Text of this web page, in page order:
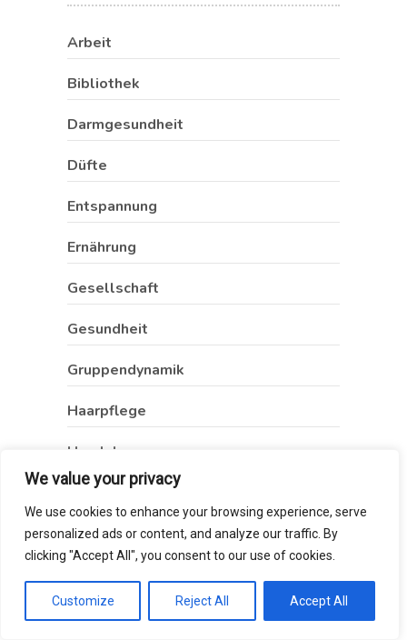
We value your privacy
We use cookies to enhance your browsing experience, serve
personalized ads or content, and analyze our traffic. By
clicking "Accept All", you consent to our use of cookies.
Customize Reject All Accept All
Arbeit
Bibliothek
Darmgesundheit
Düfte
Entspannung
Ernährung
Gesellschaft
Gesundheit
Gruppendynamik
Haarpflege
Handeln
Haustiere
Hautpflege
Hochbegabung